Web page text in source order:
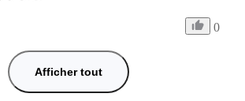
0
Afficher tout